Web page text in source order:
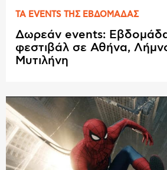
ΤΑ EVENTS ΤΗΣ ΕΒΔΟΜAΔΑΣ
Δωρεάν events:
φεστιβάλ σε Αθήνα,
Μυτιλήνη